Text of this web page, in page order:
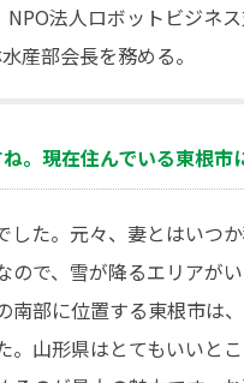
法人ロボットビジネ
産部会長を務める。
。現在住んでいる東根市
した。元々、妻とはいつ
で、雪が降るエリアが
南部に位置する東根市は
山形県はとてもいいと